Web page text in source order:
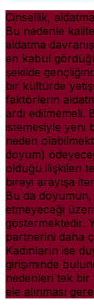
Cinsellik,
Bu nedenle
aldatma
en kabul
şekilde
bir kültürde
faktörlerin
ardı edilmemeli.
istemesiyle yeni
neden
doyum)
olduğu ilişkileri
bireyi arayışa
Bu da
etmeyeceği
göstermektedir.
partnerini daha
Kadınların ise
girişiminde
nedenleri tek bir
ele alınması